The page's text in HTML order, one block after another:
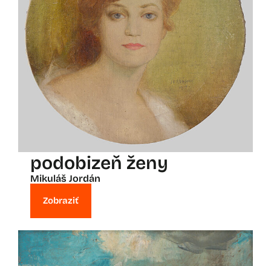
podobizeň ženy
Mikuláš Jordán
Zobraziť